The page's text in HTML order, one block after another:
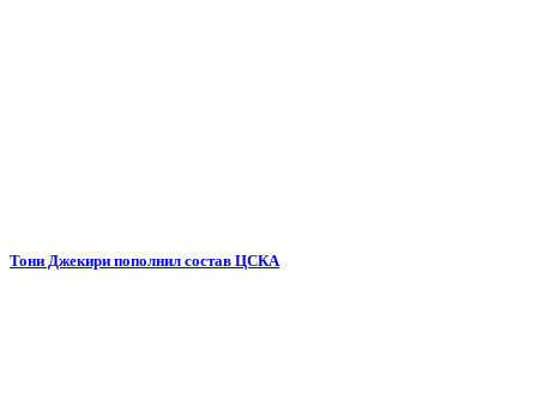
Тони Джекири пополнил состав ЦСКА